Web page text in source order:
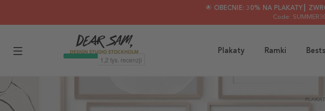
🌟 OBECNIE: 30% NA PLAKATY┃
Code:
Plakaty Ramki